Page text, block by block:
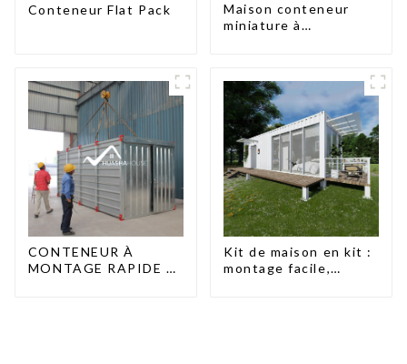
Conteneur Flat Pack
Maison conteneur
miniature à
CONTENEUR À
MONTAGE RAPIDE 2
Kit de maison en kit :
montage facile,